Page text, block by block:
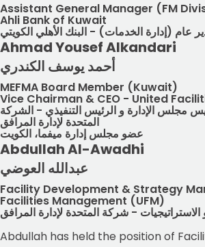
Assistant General Manager (FM
Ahli Bank of Kuwait
عام (إدارة الخدمات) - البنك الأهلي الكويتي
Ahmad Yousef Alkandari
أحمد يوسف الكندري
MEFMA Board Member (Kuwait)
Vice Chairman & CEO - United
مجلس الإدارة و الرئيس التنفيذي - الشركة
المتحدة لإدارة المرافق
عضو مجلس إدارة ميفما، الكويت
Abdullah Al-Awadhi
عبدالله العوضي
Facility Development & Strategy
Facilities Management (UFM)
- شركة المتحدة لإدارة المرافق
Abdullah has held the position of